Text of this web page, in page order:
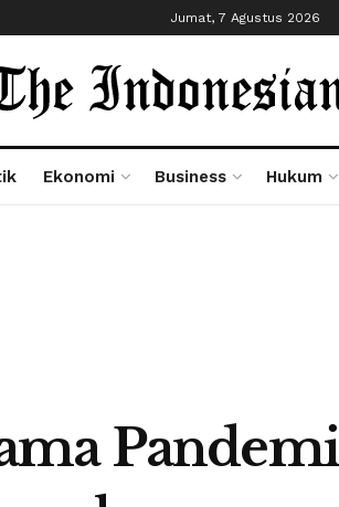
Jumat, 7 Agustus 2026
Ekonomi Business Hukum